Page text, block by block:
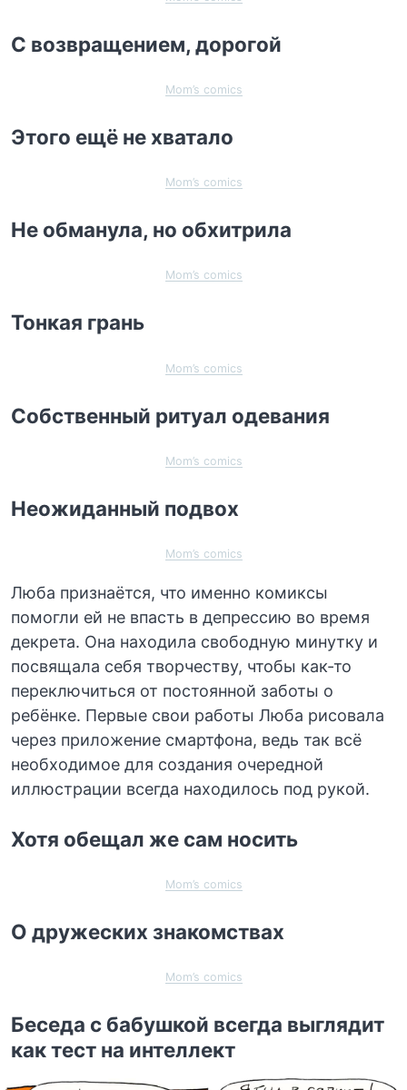
С возвращением, дорогой
Mom’s comics
Этого ещё не хватало
Mom’s comics
Не обманула, но обхитрила
Mom’s comics
Тонкая грань
Mom’s comics
Собственный ритуал одевания
Mom’s comics
Неожиданный подвох
Mom’s comics
Люба признаётся, что именно комиксы
помогли ей не впасть в депрессию во время
декрета. Она находила свободную минутку и
посвящала себя творчеству, чтобы как-то
переключиться от постоянной заботы о
ребёнке. Первые свои работы Люба рисовала
через приложение смартфона, ведь так всё
необходимое для создания очередной
иллюстрации всегда находилось под рукой.
Хотя обещал же сам носить
Mom’s comics
О дружеских знакомствах
Mom’s comics
Беседа с бабушкой всегда выглядит
как тест на интеллект